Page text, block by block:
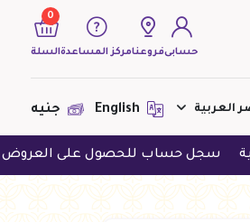
حسابىفروعنامركز المساعدة
0
السلة
لا يوجد منتجات لعرضها فى الوقت
الحالى
جنيه
حساب للحصول على العروض